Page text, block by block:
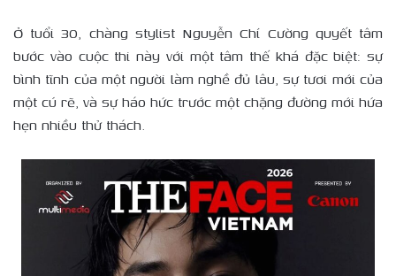
Ở tuổi 30, chàng stylist Nguyễn Chí Cường quyết tâm
bước vào cuộc thi này với một tâm thế khá đặc biệt: sự
bình tĩnh của một người làm nghề đủ lâu, sự tươi mới của
một cú rẽ, và sự háo hức trước một chặng đường mới hứa
hẹn nhiều thử thách.